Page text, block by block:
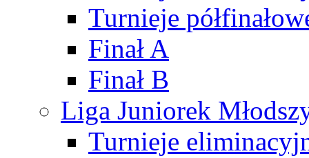
Turnieje
Finał A
Finał B
Liga Juniorek
Turnieje